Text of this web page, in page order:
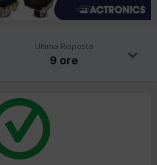
Ultima Risposta
9 ore